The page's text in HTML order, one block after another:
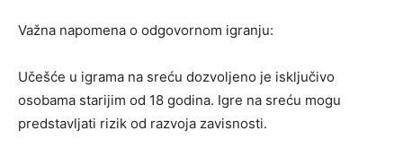
Važna napomena o odgovornom igranju:
Učešće u igrama na sreću dozvoljeno je isključivo
osobama starijim od 18 godina. Igre na sreću mogu
predstavljati rizik od razvoja zavisnosti.